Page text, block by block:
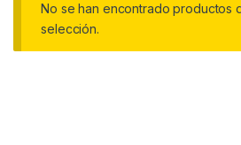
No se han encontrado productos
selección.